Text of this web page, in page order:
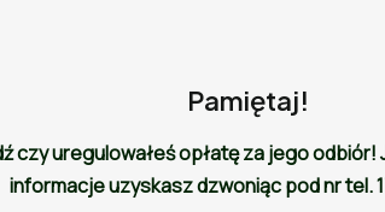
Pamiętaj!
uregulowałeś opłatę za jego
informacje uzyskasz dzwoniąc pod nr tel.